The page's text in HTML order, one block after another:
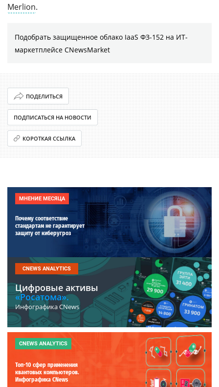
Merlion.
Подобрать защищенное облако IaaS ФЗ-152 на ИТ-
маркетплейсе CNewsMarket
ПОДЕЛИТЬСЯ
ПОДПИСАТЬСЯ НА НОВОСТИ
КОРОТКАЯ ССЫЛКА
МНЕНИЕ МЕСЯЦА
Почему соответствие
стандартам не гарантирует
защиту от киберугроз
CNEWS ANALYTICS
Цифровые активы
«Росатома».
Инфографика CNews
CNEWS ANALYTICS
Топ-10 сфер применения
квантовых компьютеров.
Инфографика CNews